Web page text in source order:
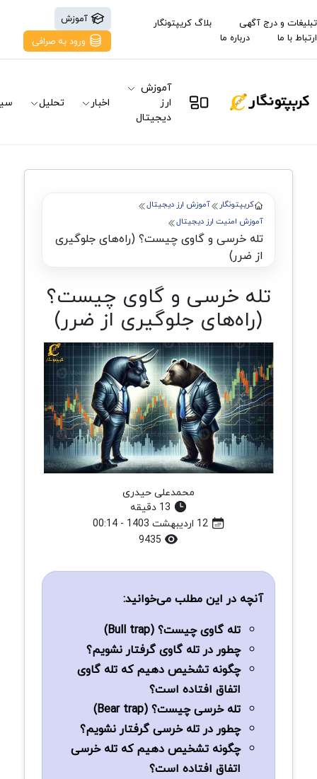
تبلیغات و درج آگهی
بلاگ کریپتونگار
ارتباط با ما
درباره ما
آموزش
ورود به صرافی
آموزش
ارز
دیجیتال
اخبار تحلیل
کریپتونگار
آموزش ارز دیجیتال
آموزش امنیت ارز دیجیتال
تله خرسی و گاوی چیست؟ (راه‌های جلوگیری
از ضرر)
تله خرسی و گاوی چیست؟
(راه‌های جلوگیری از ضرر)
محمدعلی حیدری
12 اردیبهشت 1403 - 00:14
آنچه در این مطلب می‌خوانید:
تله گاوی چیست؟ (Bull trap)
چطور در تله گاوی گرفتار نشویم؟
چگونه تشخیص دهیم که تله گاوی
اتفاق افتاده است؟
تله خرسی چیست؟ (Bear trap)
چطور در تله خرسی گرفتار نشویم؟
چگونه تشخیص دهیم که تله خرسی
اتفاق افتاده است؟